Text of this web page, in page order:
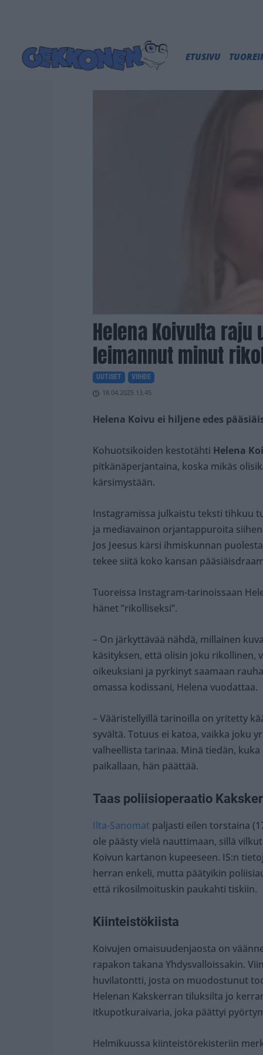
ETUSIVU
Helena Koivulta
leimannut minut
UUTISET VIIHDE
18.04.2025 13.45
Helena Koivu ei hiljene edes
Kohuotsikoiden kestotähti Helena
pitkänäperjantaina, koska mikäs
kärsimystään.
Instagramissa julkaistu teksti tihkuu
ja mediavainon orjantappuroita
Jos Jeesus kärsi ihmiskunnan
tekee siitä koko kansan
Tuoreissa Instagram-tarinoissaan
hänet ”rikolliseksi”.
– On järkyttävää nähdä, millainen
käsityksen, että olisin joku rikollinen,
oikeuksiani ja pyrkinyt saamaan
omassa kodissani, Helena vuodattaa.
– Vääristellyillä tarinoilla on yritetty
syvältä. Totuus ei katoa, vaikka joku
valheellista tarinaa. Minä tiedän,
paikallaan, hän päättää.
Taas poliisioperaatio
Ilta-Sanomat paljasti eilen torstaina
ole päästy vielä nauttimaan, sillä
Koivun kartanon kupeeseen. IS:n
herran enkeli, mutta päätyikin
että rikosilmoituskin paukahti tiskiin.
Kiinteistökiista
Koivujen omaisuudenjaosta on
rapakon takana Yhdysvalloissakin.
huvilatontti, josta on muodostunut
Helenan Kakskerran tiluksilta jo
itkupotkuraivaria, joka päättyi
Helmikuussa kiinteistörekisteriin